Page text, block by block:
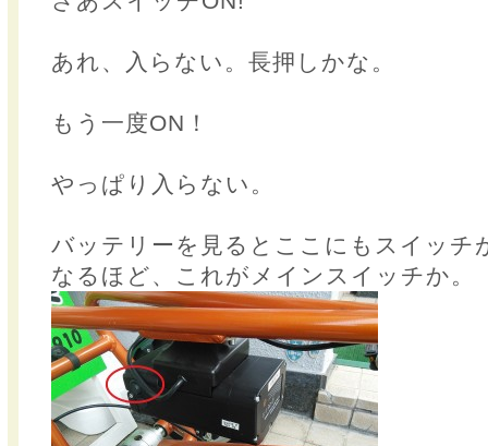
あれ、入らない。長押しかな。
もう一度ON！
やっぱり入らない。
バッテリーを見るとここにもスイッチ
なるほど、これがメインスイッチか。